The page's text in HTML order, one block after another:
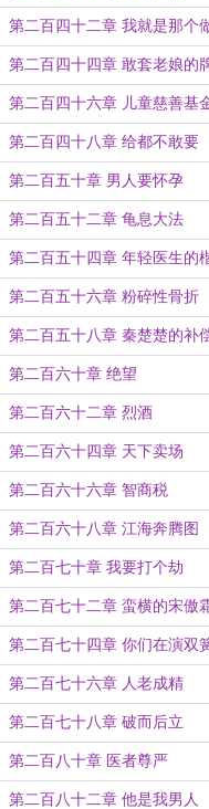
第二百四十二章 我就是那个
的
第二百四十四章 敢套老娘的
第二百四十六章 儿童慈善基
第二百四十八章 给都不敢要
第二百五十章 男人要怀孕
第二百五十二章 龟息大法
第二百五十四章 年轻医生的
第二百五十六章 粉碎性骨折
第二百五十八章 秦楚楚的补
第二百六十章 绝望
第二百六十二章 烈酒
第二百六十四章 天下卖场
第二百六十六章 智商税
第二百六十八章 江海奔腾图
第二百七十章 我要打个劫
第二百七十二章 蛮横的宋傲
第二百七十四章 你们在演双
第二百七十六章 人老成精
第二百七十八章 破而后立
第二百八十章 医者尊严
第二百八十二章 他是我男人